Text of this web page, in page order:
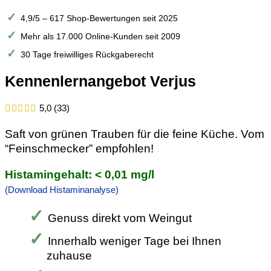
4,9/5 – 617 Shop-Bewertungen seit 2025
Mehr als 17.000 Online-Kunden seit 2009
30 Tage freiwilliges Rückgaberecht
Kennenlern­angebot Verjus
5,0 (33)
Saft von grünen Trauben für die feine Küche. Vom
“Feinschmecker” empfohlen!
Histamingehalt: < 0,01 mg/l
(Download Histaminanalyse)
Genuss direkt vom Weingut
Innerhalb weniger Tage bei Ihnen
zuhause